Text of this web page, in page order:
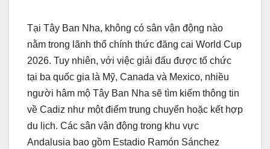
Tại Tây Ban Nha, không có sân vận động nào
nằm trong lãnh thổ chính thức đăng cai World Cup
2026. Tuy nhiên, với việc giải đấu được tổ chức
tại ba quốc gia là Mỹ, Canada và Mexico, nhiều
người hâm mộ Tây Ban Nha sẽ tìm kiếm thông tin
về Cadiz như một điểm trung chuyển hoặc kết hợp
du lịch. Các sân vận động trong khu vực
Andalusia bao gồm Estadio Ramón Sánchez